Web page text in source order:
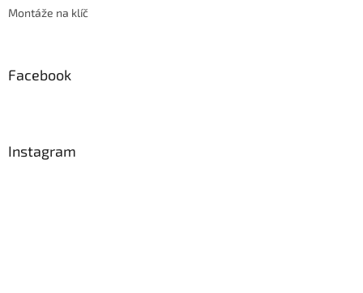
Montáže na klíč
Facebook
Instagram